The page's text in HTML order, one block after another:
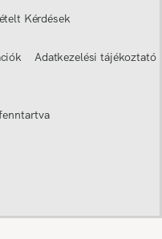
Kérdések
Adatkezelési tájékoztató